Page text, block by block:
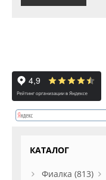
КАТАЛОГ
Фиалка (813)